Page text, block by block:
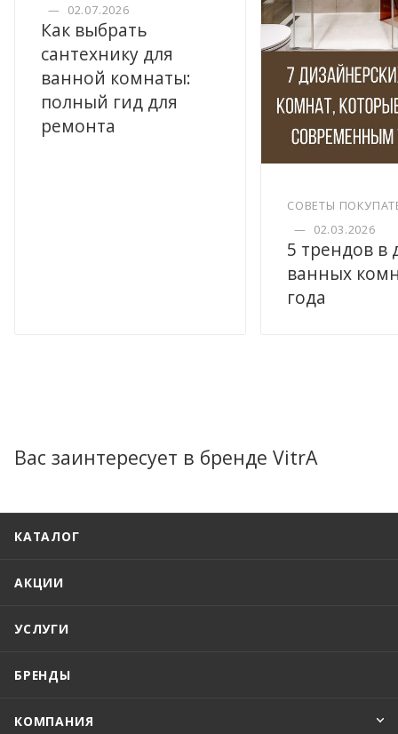
— 02.07.2026
Как выбрать
сантехнику для
ванной комнаты:
полный гид для
ремонта
СОВЕТЫ
— 02.03.2026
5 трендов в
ванных
года
Вас заинтересует в бренде VitrA
КАТАЛОГ
АКЦИИ
УСЛУГИ
БРЕНДЫ
КОМПАНИЯ